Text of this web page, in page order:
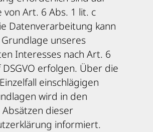
von Art. 6 Abs. 1 lit. c
Datenverarbeitung kann
unseres
Interesses nach Art. 6
erfolgen. Über die
einschlägigen
wird in den
dieser
informiert.